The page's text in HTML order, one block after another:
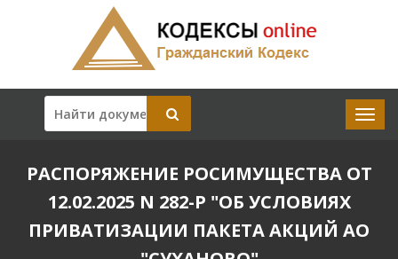
РАСПОРЯЖЕНИЕ РОСИМУЩЕСТВА ОТ
12.02.2025 N 282-Р "ОБ УСЛОВИЯХ
ПРИВАТИЗАЦИИ ПАКЕТА АКЦИЙ АО